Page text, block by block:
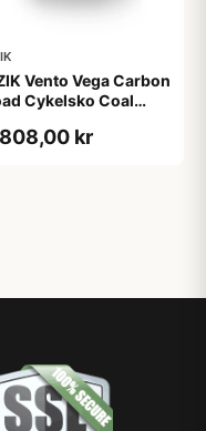
Vento Vega Carbon
Cykelsko Coal
kr